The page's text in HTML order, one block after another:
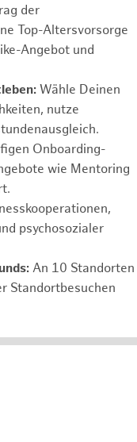
der
Top-Altersvorsorge
Angebot und
Wähle Deinen
nutze
Onboarding-
wie Mentoring
psychosozialer
An 10 Standorten
Standortbesuchen